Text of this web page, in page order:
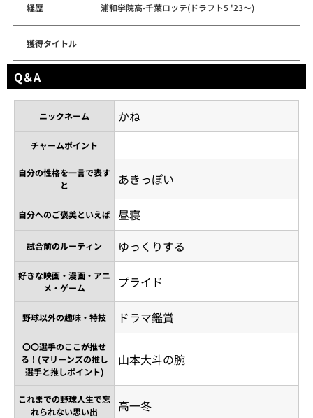
経歴 浦和学院高-千葉ロッテ(ドラフト5 '23～)
獲得タイトル
Q＆A
ニックネーム かね
チャームポイント
自分の性格を一言で表す
と
あきっぽい
自分へのご褒美といえば 昼寝
試合前のルーティン ゆっくりする
好きな映画・漫画・アニ
メ・ゲーム
プライド
野球以外の趣味・特技 ドラマ鑑賞
〇〇選手のここが推せ
る！(マリーンズの推し
選手と推しポイント)
山本大斗の腕
これまでの野球人生で忘
れられない思い出
高一冬